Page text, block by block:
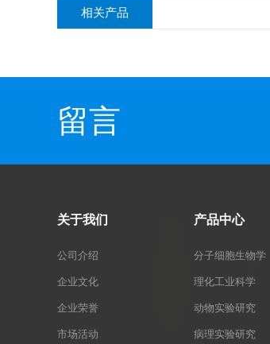
相关产品
留言
关于我们
公司介绍
企业文化
企业荣誉
市场活动
产品中心
分子细胞生物学
理化工业科学
动物实验研究
病理实验研究